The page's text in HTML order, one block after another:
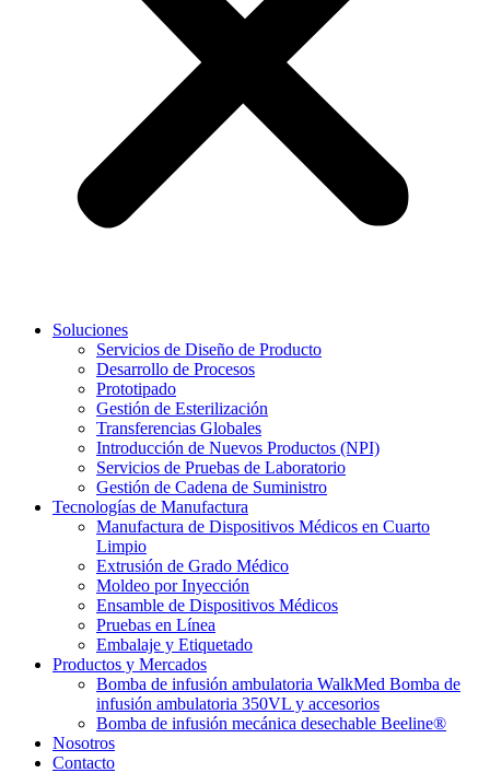
Soluciones
Servicios de Diseño de Producto
Desarrollo de Procesos
Prototipado
Gestión de Esterilización
Transferencias Globales
Introducción de Nuevos Productos (NPI)
Servicios de Pruebas de Laboratorio
Gestión de Cadena de Suministro
Tecnologías de Manufactura
Manufactura de Dispositivos Médicos en Cuarto
Limpio
Extrusión de Grado Médico
Moldeo por Inyección
Ensamble de Dispositivos Médicos
Pruebas en Línea
Embalaje y Etiquetado
Productos y Mercados
Bomba de infusión ambulatoria WalkMed Bomba de
infusión ambulatoria 350VL y accesorios
Bomba de infusión mecánica desechable Beeline®
Nosotros
Contacto